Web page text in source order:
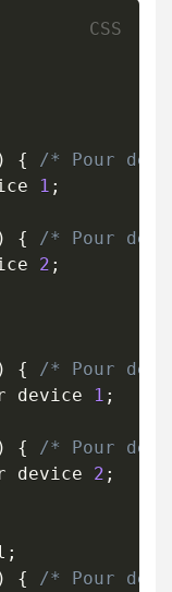
) {
/* Pour
1 ;
) {
/* Pour
2 ;
) {
/* Pour
device
1 ;
) {
/* Pour
device 2 ;
;
) {
/* Pour